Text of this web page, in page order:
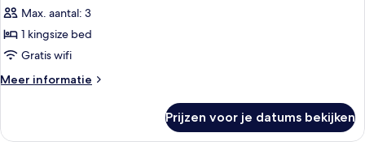
tweepersoonskamer
laden
Max. aantal: 3
1 kingsize bed
Gratis wifi
Meer informatie
Meer
tweepersoonskamer
Prijzen voor je datums bekijken